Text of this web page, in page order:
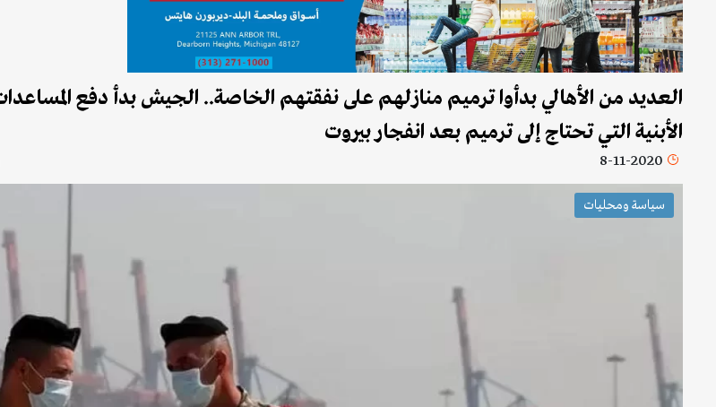
الأبنية التي تحتاج إلى ترميم بعد انفجار بيروت
8-11-2020
سياسة ومحليات